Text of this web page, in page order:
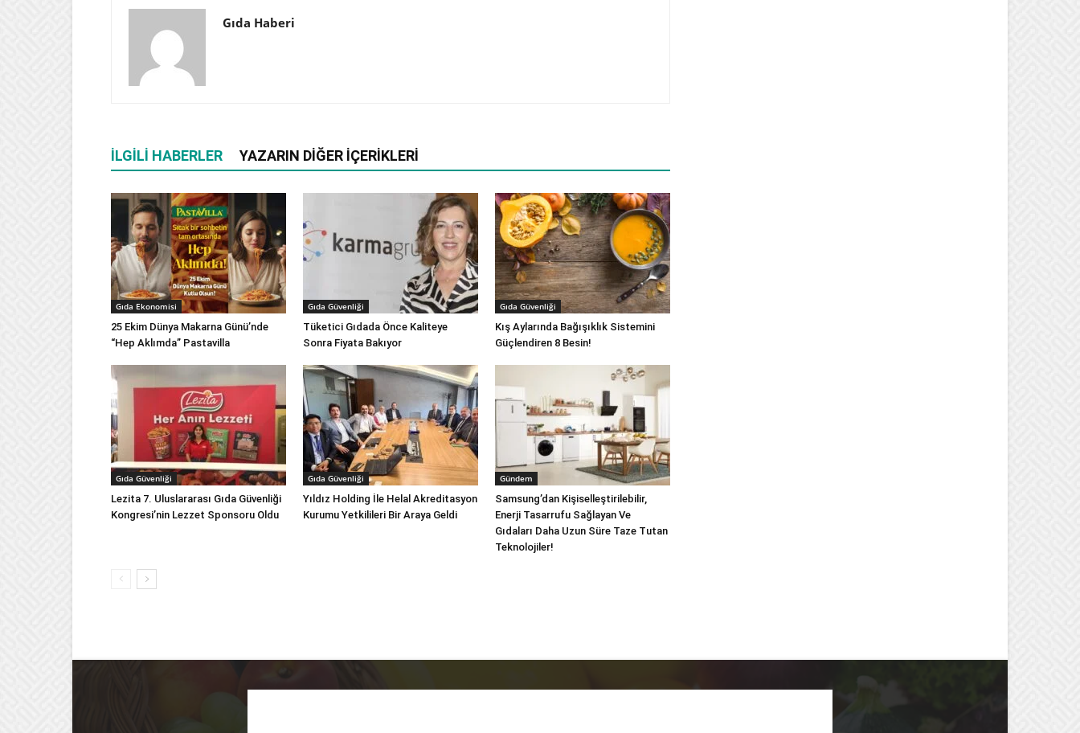
Gıda Haberi
İLGILI HABERLER YAZARIN DIĞER İÇERIKLERI
Gıda Ekonomisi
25 Ekim Dünya Makarna Günü’nde
“Hep Aklımda” Pastavilla
Gıda Güvenliği
Tüketici Gıdada Önce Kaliteye
Sonra Fiyata Bakıyor
Gıda Güvenliği
Kış Aylarında Bağışıklık Sistemini
Güçlendiren 8 Besin!
Gıda Güvenliği
Lezita 7. Uluslararası Gıda Güvenliği
Kongresi’nin Lezzet Sponsoru Oldu
Gıda Güvenliği
Yıldız Holding İle Helal Akreditasyon
Kurumu Yetkilileri Bir Araya Geldi
Gündem
Samsung’dan Kişiselleştirilebilir,
Enerji Tasarrufu Sağlayan Ve
Gıdaları Daha Uzun Süre Taze Tutan
Teknolojiler!